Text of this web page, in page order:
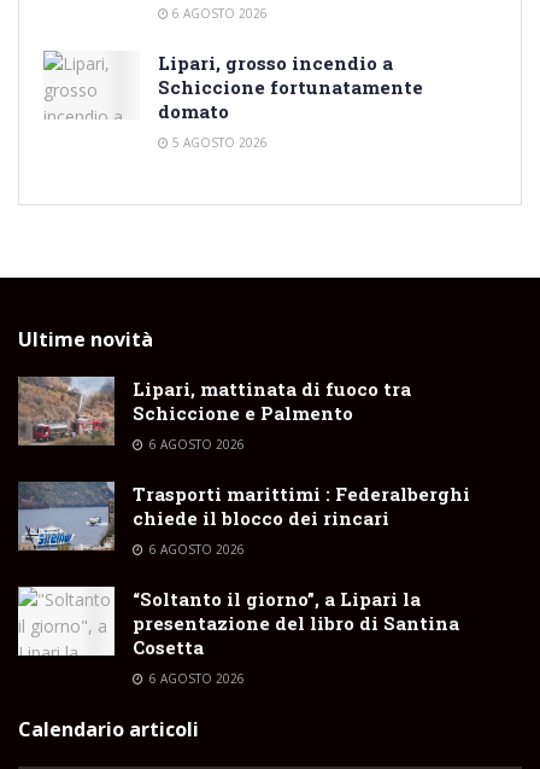
6 AGOSTO 2026
Lipari, grosso incendio a
Schiccione fortunatamente
domato
5 AGOSTO 2026
Ultime novità
Lipari, mattinata di fuoco tra
Schiccione e Palmento
6 AGOSTO 2026
Trasporti marittimi : Federalberghi
chiede il blocco dei rincari
6 AGOSTO 2026
“Soltanto il giorno”, a Lipari la
presentazione del libro di Santina
Cosetta
6 AGOSTO 2026
Calendario articoli